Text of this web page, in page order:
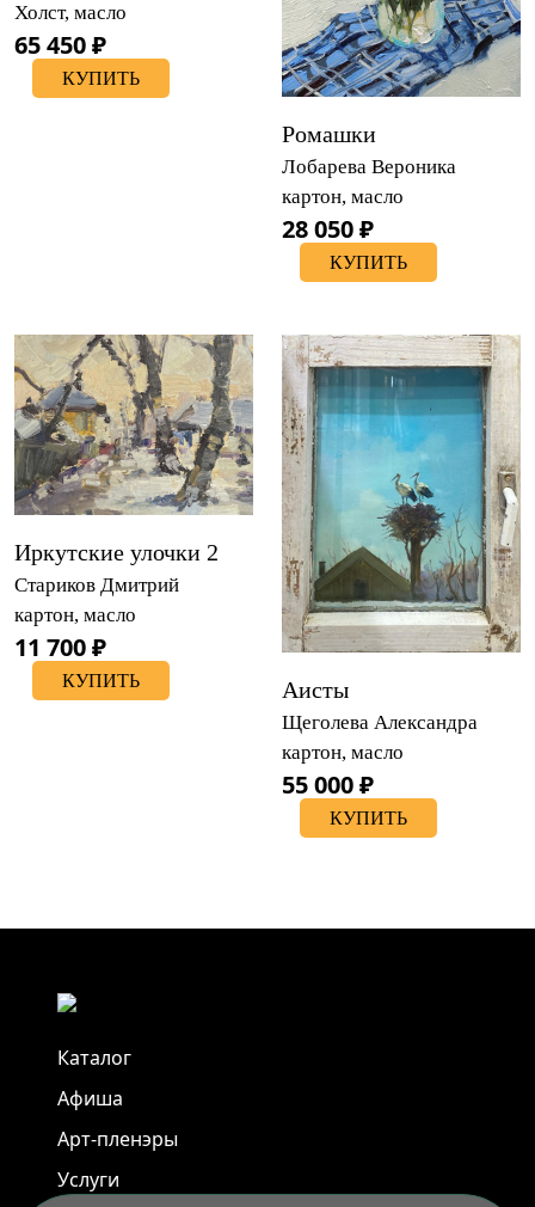
Холст, масло
65 450 ₽
КУПИТЬ
Ромашки
Лобарева Вероника
картон, масло
28 050 ₽
КУПИТЬ
Иркутские улочки 2
Стариков Дмитрий
картон, масло
11 700 ₽
КУПИТЬ Аисты
Щеголева Александра
картон, масло
55 000 ₽
КУПИТЬ
Каталог
Афиша
Арт-пленэры
Услуги